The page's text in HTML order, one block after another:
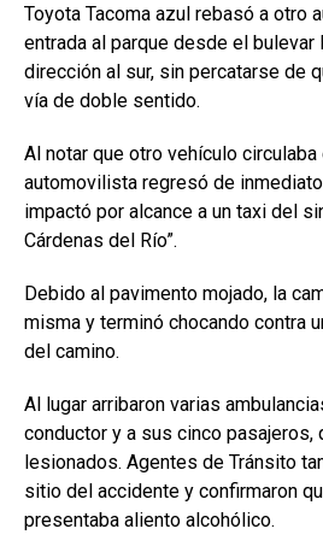
Toyota Tacoma azul rebasó a otro
entrada al parque desde el bulevar
dirección al sur, sin percatarse de
vía de doble sentido.
Al notar que otro vehículo
automovilista regresó de
impactó por alcance a un taxi del
Cárdenas del Río”.
Debido al pavimento mojado, la
misma y terminó chocando contra
del camino.
Al lugar arribaron varias
conductor y a sus cinco pasajeros,
lesionados. Agentes de Tránsito
sitio del accidente y confirmaron
presentaba aliento alcohólico.